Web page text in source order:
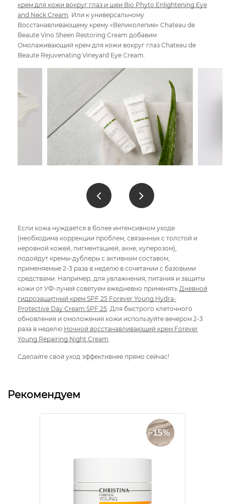
крем для кожи вокруг глаз и шеи Bio Phyto Enlightening Eye
and Neck Cream . Или к универсальному
Восстанавливающему крему «Великолепие» Chateau de
Beaute Vino Sheen Restoring Cream добавим
Омолаживающий крем для кожи вокруг глаз Сhateau de
Beaute Rejuvenating Vineyard Eye Сreаm.
Если кожа нуждается в более интенсивном уходе
(необходима коррекции проблем, связанных с толстой и
неровной кожей, пигментацией, акне, куперозом),
подойдут кремы-дублеры с активным составом,
применяемые 2-3 раза в неделю в сочетании с базовыми
средствами. Например, для увлажнения, питания и защиты
кожи от УФ-лучей советуем ежедневно применять Дневной
гидрозащитный крем SPF 25 Forever Young Hydra-
Protective Day Cream SPF 25 . Для быстрого клеточного
обновления и омоложения кожи используйте вечером 2-3
раза в неделю Ночной восстанавливающий крем Forever
Young Repairing Night Cream
Сделайте свой уход эффективнее прямо сейчас!
Рекомендуем